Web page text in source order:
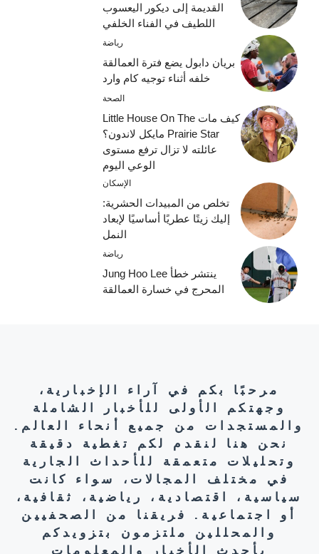
القديمة إلى ديكور اليعسوب
اللطيف في الفناء الخلفي
رياضة
بريان دابول يضع فترة العمالقة
خلفه أثناء توجيه كام وارد
الصحة
كيف مات Little House On The
Prairie Star مايكل لاندون؟
عائلته لا تزال ترفع مستوى
الوعي اليوم
الإسكان
تخلص من المبيدات الحشرية:
إليك زيتًا عطريًا أساسيًا لإبعاد
النمل
رياضة
ينتشر خطأ Jung Hoo Lee
المحرج في خسارة العمالقة
مرحبًا بكم في آراء الإخبارية،
وجهتكم الأولى للأخبار الشاملة
والمستجدات من جميع أنحاء العالم.
نحن هنا لنقدم لكم تغطية دقيقة
وتحليلات متعمقة للأحداث الجارية
في مختلف المجالات، سواء كانت
سياسية، اقتصادية، رياضية، ثقافية،
أو اجتماعية. فريقنا من الصحفيين
والمحللين ملتزمون بتزويدكم
بأحدث الأخبار والمعلومات